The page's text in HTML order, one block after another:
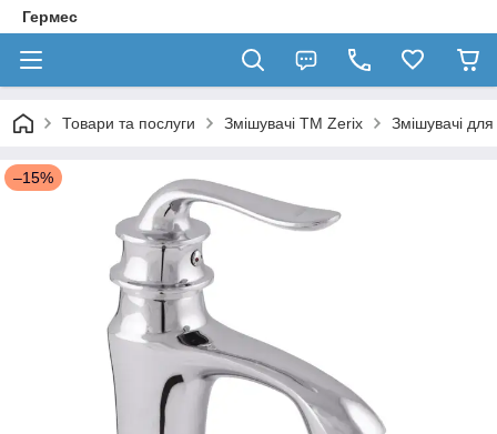
Гермес
Товари та послуги Змішувачі TM Zerix Змішувачі
–15%